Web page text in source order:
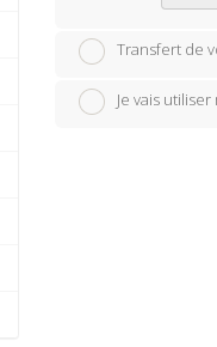
Transfert de
Je vais